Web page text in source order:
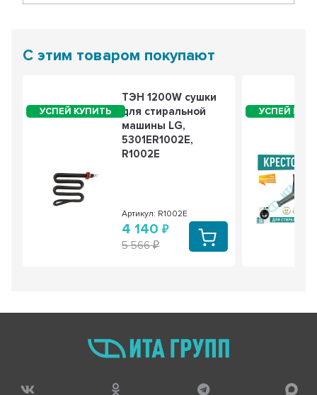
754 РУБ
561 РУБ
2 из 3
Смазка сальника SKL 50г (SLB905UN), LG,
Samsung, Ariston, Bosch, cod905
С этим товаром покупают
ТЭН 1200W сушки
для стиральной
машины LG,
5301ER1002E,
R1002E
Артикул: R1002E
4 140
5 566